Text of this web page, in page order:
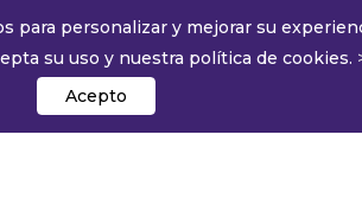
de 2026 -Edición Nº: 2906 -
© 2026 Todos los derechos reservados
Ramón Freire 932, C1426AVT - Ciudad
para personalizar y mejorar su
su uso y nuestra política de cookies.
Acepto